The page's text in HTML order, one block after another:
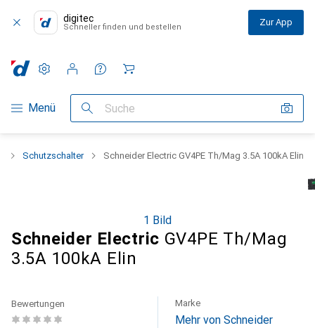
digitec
Schneller finden und bestellen Zur App
Navigation nach Kategorien
Menü Suche
Einstellungen
Kundenkonto
Vergleichslisten
Merklisten
Warenkorb
Schutzschalter Schneider Electric GV4PE Th/Mag 3.5A 100kA Elin
1 Bild
Schneider Electric GV4PE Th/Mag
3.5A 100kA Elin
Bewertungen Marke
Mehr von Schneider